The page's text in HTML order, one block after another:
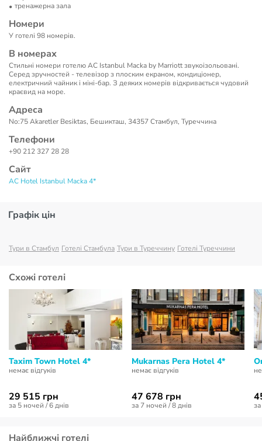
тренажерна зала
Номери
У готелі 98 номерів.
В номерах
Стильні номери готелю AC Istanbul Macka by Marriott звукоізольовані.
Серед зручностей - телевізор з плоским екраном, кондиціонер,
електричний чайник і міні-бар. З деяких номерів відкривається чудовий
краєвид на море.
Адреса
No:75 Akaretler Besiktas, Бешикташ, 34357 Стамбул, Туреччина
Телефони
+90 212 327 28 28
Сайт
AC Hotel Istanbul Macka 4*
Графік цін
Тури в Стамбул Готелі Стамбула Тури в Туреччину Готелі Туреччини
Схожі готелі
Taxim Town Hotel 4*
немає відгуків
29 515 грн
за 5 ночей / 6 днів
Mukarnas Pera Hotel 4*
немає відгуків
47 678 грн
за 7 ночей / 8 днів
Найближчі готелі